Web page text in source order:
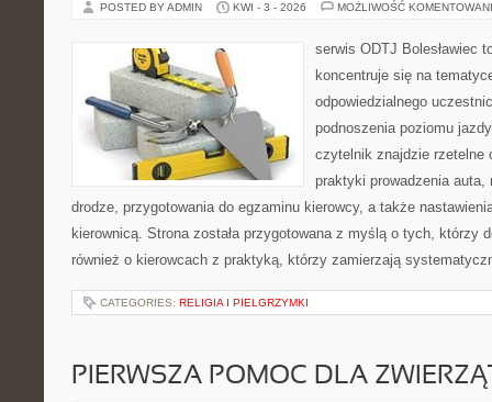
POSTED BY ADMIN KWI - 3 - 2026 MOŻLIWOŚĆ
serwis ODTJ Bolesławiec
koncentruje się na
odpowiedzialnego
podnoszenia poziomu
czytelnik znajdzie rzetelne
praktyki prowadzenia auta,
drodze, przygotowania do egzaminu kierowcy, a także
kierownicą. Strona została przygotowana z myślą o tych, którzy
również o kierowcach z praktyką, którzy zamierzają
CATEGORIES: RELIGIA I PIELGRZYMKI
PIERWSZA POMOC DLA